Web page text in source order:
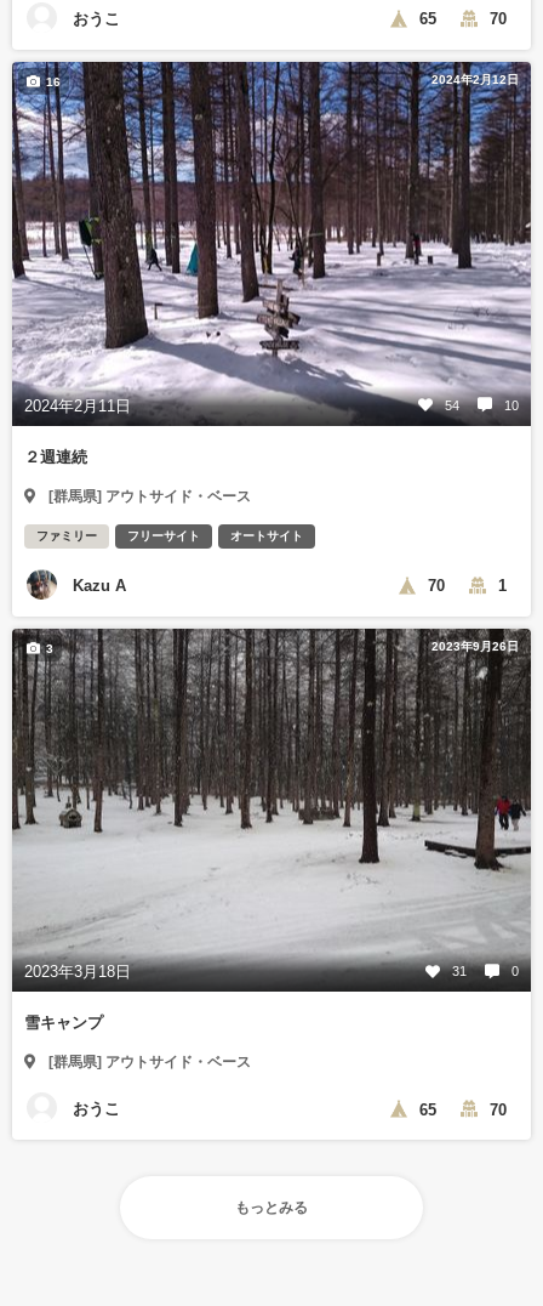
おうこ 65 70
2024年2月12日
2024年2月11日 54 10
16
２週連続
[群馬県] アウトサイド・ベース
ファミリー フリーサイト オートサイト
Kazu A 70 1
2023年9月26日
2023年3月18日 31 0
3
雪キャンプ
[群馬県] アウトサイド・ベース
おうこ 65 70
もっとみる